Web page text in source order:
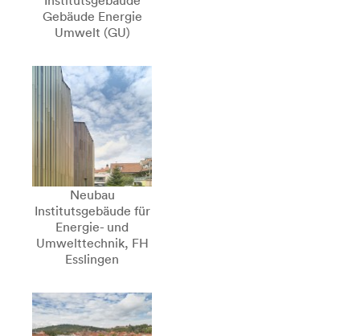
Gebäude Energie
Umwelt (GU)
Neubau
Institutsgebäude für
Energie- und
Umwelttechnik, FH
Esslingen